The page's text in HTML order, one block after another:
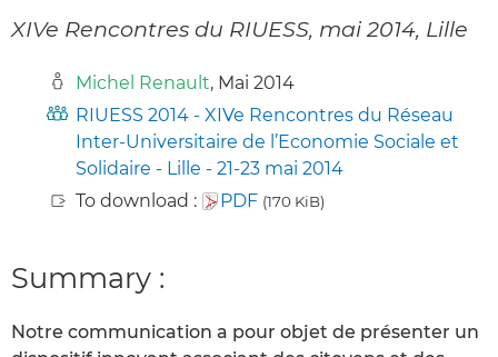
XIVe Rencontres du RIUESS, mai 2014, Lille
Michel Renault, Mai 2014
RIUESS 2014 - XIVe Rencontres du Réseau
Inter-Universitaire de l’Economie Sociale et
Solidaire - Lille - 21-23 mai 2014
To download :
PDF (170 KiB)
Summary :
Notre communication a pour objet de présenter un